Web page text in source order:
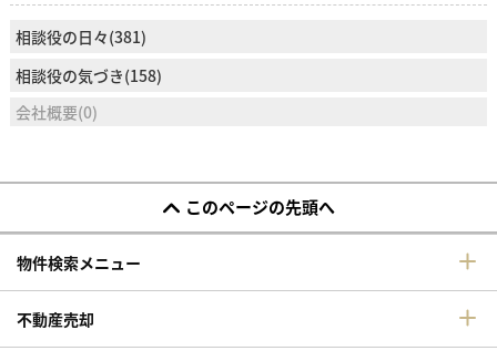
相談役の日々(381)
相談役の気づき(158)
会社概要(0)
このページの先頭へ
物件検索メニュー
不動産売却